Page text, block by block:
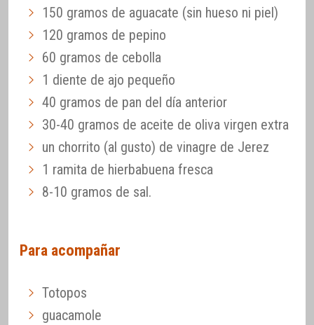
150 gramos de aguacate (sin hueso ni piel)
120 gramos de pepino
60 gramos de cebolla
1 diente de ajo pequeño
40 gramos de pan del día anterior
30-40 gramos de aceite de oliva virgen extra
un chorrito (al gusto) de vinagre de Jerez
1 ramita de hierbabuena fresca
8-10 gramos de sal.
Para acompañar
Totopos
guacamole